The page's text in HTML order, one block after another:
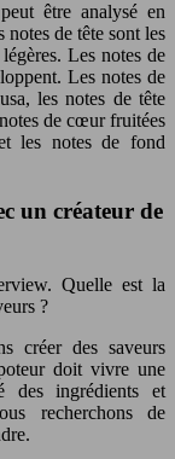
être analysé en
de tête sont les
Les notes de
Les notes de
les notes de tête
de cœur fruitées
les notes de fond
un créateur de
Quelle est la
?
créer des saveurs
doit vivre une
des ingrédients et
recherchons de